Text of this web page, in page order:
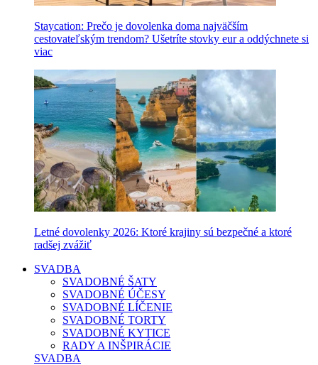
Staycation: Prečo je dovolenka doma najväčším
cestovateľským trendom? Ušetríte stovky eur a oddýchnete si
viac
Letné dovolenky 2026: Ktoré krajiny sú bezpečné a ktoré
radšej zvážiť
SVADBA
SVADOBNÉ ŠATY
SVADOBNÉ ÚČESY
SVADOBNÉ LÍČENIE
SVADOBNÉ TORTY
SVADOBNÉ KYTICE
RADY A INŠPIRÁCIE
SVADBA